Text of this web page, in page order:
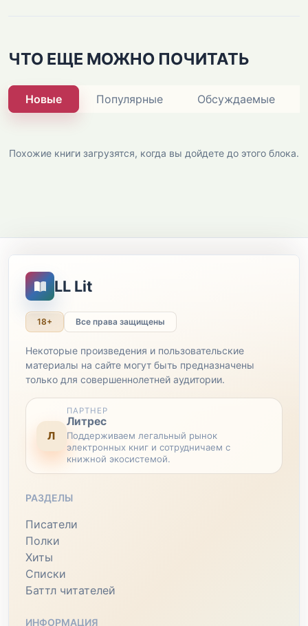
ЧТО ЕЩЕ МОЖНО ПОЧИТАТЬ
Новые Популярные Обсуждаемые
Похожие книги загрузятся, когда вы дойдете до этого блока.
LL Lit
18+ Все права защищены
Некоторые произведения и пользовательские
материалы на сайте могут быть предназначены
только для совершеннолетней аудитории.
Л
ПАРТНЕР
Литрес
Поддерживаем легальный рынок
электронных книг и сотрудничаем с
книжной экосистемой.
РАЗДЕЛЫ
Писатели
Полки
Хиты
Списки
Баттл читателей
ИНФОРМАЦИЯ